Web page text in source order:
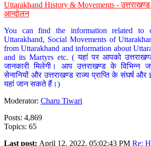
Uttarakhand History & Movements -
आन्दोलन
You can find the information related to
Uttarakhand, Social Movements of
from Uttarakhand and information about
and its Martyrs etc. ( यहां पर आपको
जानकारी मिलेगी। आप उत्तराखण्ड के विभिन्न
सेनानियों और उत्तराखण्ड राज्य प्राप्ति के संघर्ष
यहां जान सकते हैं।)
Moderator: Charu Tiwari
Posts: 4,869
Topics: 65
Last post: April 12, 2022, 05:02:43 PM Re: